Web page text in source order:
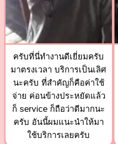
ครับที่นี่ทำงานดีเยี่ยมครับ
มาตรงเวลา บริการเป็นเลิศ
นะครับ ที่สำคัญก็คือค่าใช้
จ่าย ค่อนข้างประหยัดแล้ว
ก็ service ก็ถือว่าดีมากนะ
ครับ อันนี้ผมแนะนำให้มา
ใช้บริการเลยครับ